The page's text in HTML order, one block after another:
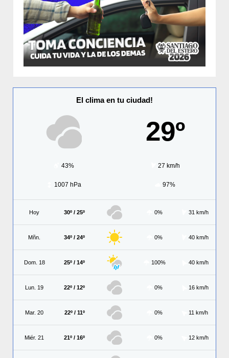
El clima en tu ciudad!
29º
43% 27 km/h
1007 hPa 97%
Hoy 30º / 25º 0% 31 km/h
Mñn. 34º / 24º 0% 40 km/h
Dom. 18 25º / 14º 100% 40 km/h
Lun. 19 22º / 12º 0% 16 km/h
Mar. 20 22º / 11º 0% 11 km/h
Miér. 21 21º / 16º 0% 12 km/h